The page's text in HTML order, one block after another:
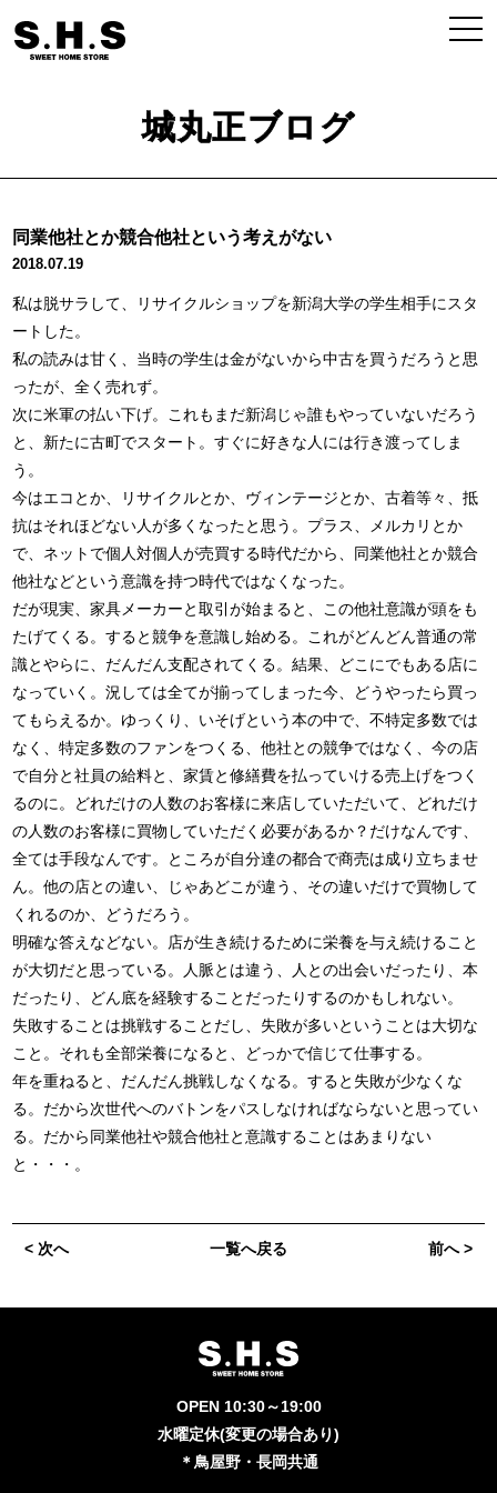
城丸正ブログ
同業他社とか競合他社という考えがない
2018.07.19
私は脱サラして、リサイクルショップを新潟大学の学生相手にスタ
ートした。
私の読みは甘く、当時の学生は金がないから中古を買うだろうと思
ったが、全く売れず。
次に米軍の払い下げ。これもまだ新潟じゃ誰もやっていないだろう
と、新たに古町でスタート。すぐに好きな人には行き渡ってしま
う。
今はエコとか、リサイクルとか、ヴィンテージとか、古着等々、抵
抗はそれほどない人が多くなったと思う。プラス、メルカリとか
で、ネットで個人対個人が売買する時代だから、同業他社とか競合
他社などという意識を持つ時代ではなくなった。
だが現実、家具メーカーと取引が始まると、この他社意識が頭をも
たげてくる。すると競争を意識し始める。これがどんどん普通の常
識とやらに、だんだん支配されてくる。結果、どこにでもある店に
なっていく。況しては全てが揃ってしまった今、どうやったら買っ
てもらえるか。ゆっくり、いそげという本の中で、不特定多数では
なく、特定多数のファンをつくる、他社との競争ではなく、今の店
で自分と社員の給料と、家賃と修繕費を払っていける売上げをつく
るのに。どれだけの人数のお客様に来店していただいて、どれだけ
の人数のお客様に買物していただく必要があるか？だけなんです、
全ては手段なんです。ところが自分達の都合で商売は成り立ちませ
ん。他の店との違い、じゃあどこが違う、その違いだけで買物して
くれるのか、どうだろう。
明確な答えなどない。店が生き続けるために栄養を与え続けること
が大切だと思っている。人脈とは違う、人との出会いだったり、本
だったり、どん底を経験することだったりするのかもしれない。
失敗することは挑戦することだし、失敗が多いということは大切な
こと。それも全部栄養になると、どっかで信じて仕事する。
年を重ねると、だんだん挑戦しなくなる。すると失敗が少なくな
る。だから次世代へのバトンをパスしなければならないと思ってい
る。だから同業他社や競合他社と意識することはあまりない
と・・・。
< 次へ 前へ >
一覧へ戻る
OPEN 10:30～19:00
水曜定休(変更の場合あり)
＊鳥屋野・長岡共通